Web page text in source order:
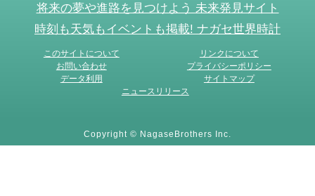
将来の夢や進路を見つけよう 未来発見サイト
時刻も天気もイベントも掲載! ナガセ世界時計
このサイトについて
リンクについて
お問い合わせ
プライバシーポリシー
データ利用
サイトマップ
ニュースリリース
Copyright © NagaseBrothers Inc.